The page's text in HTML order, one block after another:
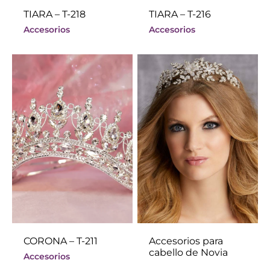
TIARA – T-218
Accesorios
TIARA – T-216
Accesorios
CORONA – T-211
Accesorios
Accesorios para
cabello de Novia